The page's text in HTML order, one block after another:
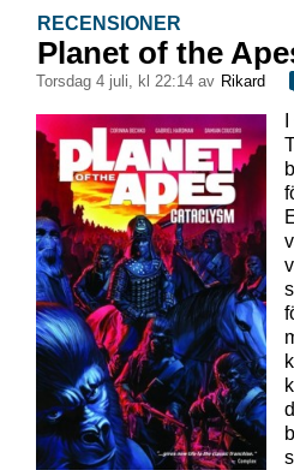
RECENSIONER
Planet of the
torsdag 4 juli, kl 22:14 av Rikard